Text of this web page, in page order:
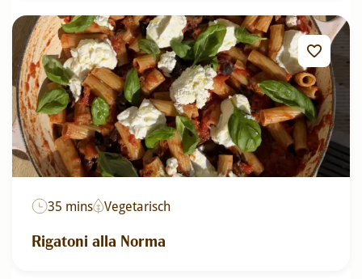
35 mins Vegetarisch
Rigatoni alla Norma